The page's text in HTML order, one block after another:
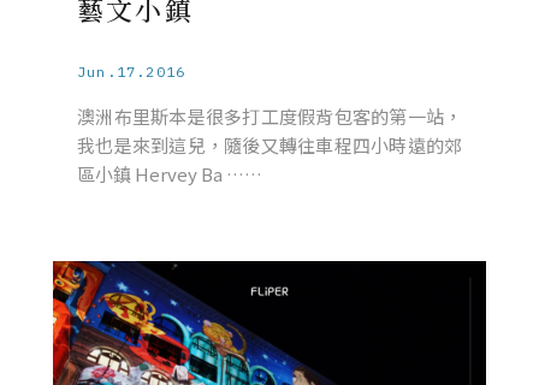
藝文小鎮
Jun.17.2016
澳洲布里斯本是很多打工度假背包客的第一站，
我也是來到這兒，隨後又轉往車程四小時遠的郊
區小鎮 Hervey Ba ……